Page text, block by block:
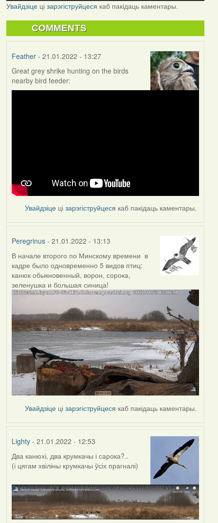
Увайдзіцеці зарэгіструйцеся каб пакідаць каментары.
COMMENTS
Feather- 21.01.2022 - 13:27
Great grey shrike hunting on the birds
nearby bird feeder:
Увайдзіце цізарэгіструйцеся каб пакідаць каментары.
Peregrinus- 21.01.2022 - 13:13
В начале второго по Минскому времени в
кадре было одновременно 5 видов птиц:
канюк обыкновенный, ворон, сорока,
зеленушка и большая синица!
Увайдзіце цізарэгіструйцеся каб пакідаць каментары.
Lighty- 21.01.2022 - 12:53
Два канюхі, два крумкачы і сарока?..
(і цягам хвіліны крумкачы ўсіх прагналі)